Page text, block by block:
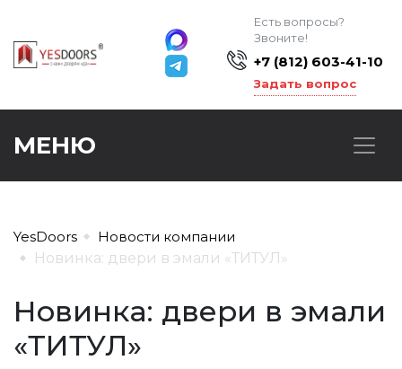
Есть вопросы?
Звоните!
+7 (812) 603-41-10
Задать вопрос
МЕНЮ
YesDoors
Новости компании
Новинка: двери в эмали «ТИТУЛ»
Новинка: двери в эмали
«ТИТУЛ»